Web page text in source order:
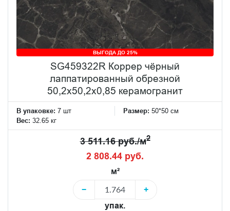
ВЫГОДА ДО 25%
SG459322R Коррер чёрный
лаппатированный обрезной
50,2x50,2x0,85 керамогранит
В упаковке: 7 шт Размер: 50*50 см
Вес: 32.65 кг
3 511.16 руб./м2
2 808.44 руб.
м²
−
+
упак.